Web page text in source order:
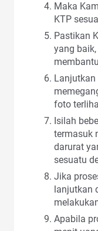
Maka
KTP
Pastikan
yang
foto
Isilah
termasuk
darurat
sesuatu
Jika
lanjutkan
Apabila